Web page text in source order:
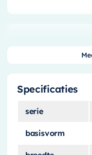
bieden.
Stijl en
Specificaties
serie
basisvorm